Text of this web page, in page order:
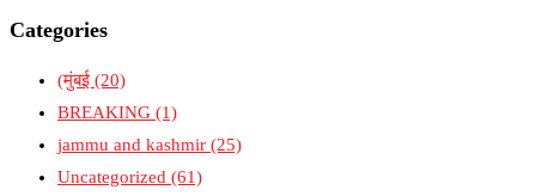
Categories
(मुंबई (20)
BREAKING (1)
jammu and kashmir (25)
Uncategorized (61)